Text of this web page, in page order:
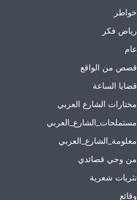
خواطر
رياض فكر
عام
قصص من الواقع
قضايا الساعة
مختارات الشارع العربي
مستملحات_الشارع_العربي
معلومة_الشارع_العربي
من وحي قصائدي
نثريات شعرية
وقائع